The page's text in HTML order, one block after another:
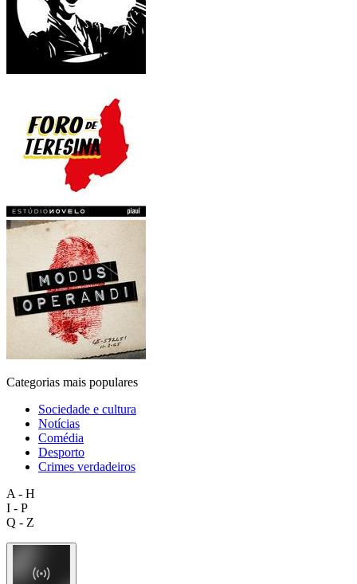
Categorias mais populares
Sociedade e cultura
Notícias
Comédia
Desporto
Crimes verdadeiros
A - H
I - P
Q - Z